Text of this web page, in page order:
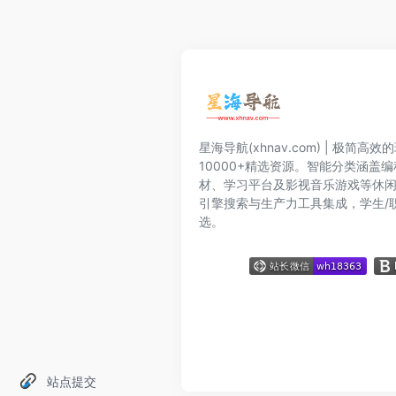
站点提交
星海导航(xhnav.com) | 极简高效
10000+精选资源。智能分类涵盖
材、学习平台及影视音乐游戏等休
引擎搜索与生产力工具集成，学生/
选。